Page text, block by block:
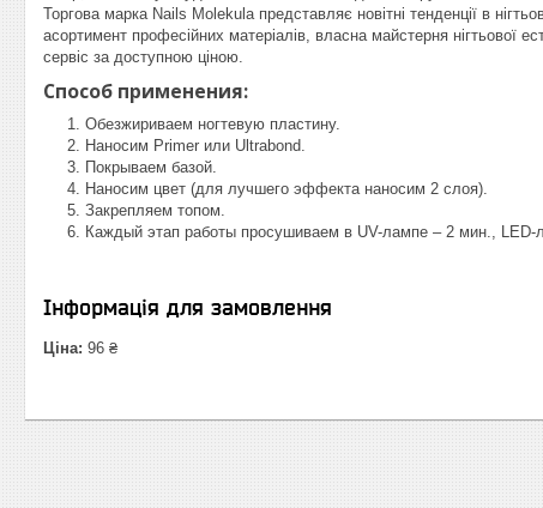
Торгова марка Nails Molekula представляє новітні тенденції в
асортимент професійних матеріалів, власна майстерня нігтьової
сервіс за доступною ціною.
Способ применения:
Обезжириваем ногтевую пластину.
Наносим Primer или Ultrabond.
Покрываем базой.
Наносим цвет (для лучшего эффекта наносим 2 слоя).
Закрепляем топом.
Каждый этап работы просушиваем в UV-лампе – 2 мин., LED-
Інформація для замовлення
Ціна: 96 ₴